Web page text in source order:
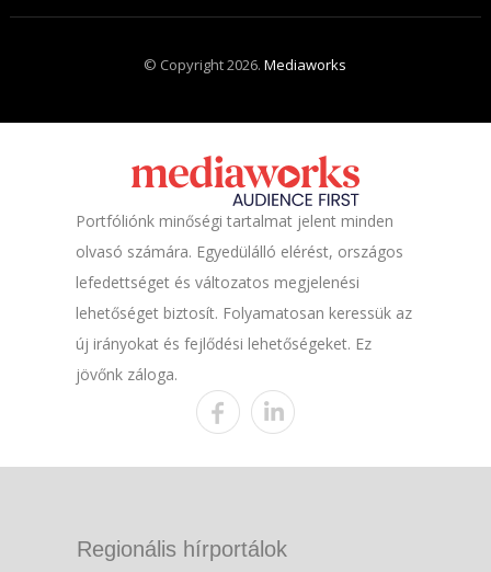
© Copyright 2026.Mediaworks
Portfóliónk minőségi tartalmat jelent minden
olvasó számára. Egyedülálló elérést, országos
lefedettséget és változatos megjelenési
lehetőséget biztosít. Folyamatosan keressük az
új irányokat és fejlődési lehetőségeket. Ez
jövőnk záloga.
Regionális hírportálok